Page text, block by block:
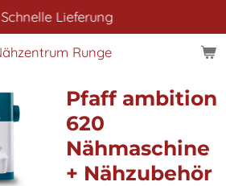
Schnelle Lieferung
Pfaff ambition
620
Nähmaschine
+ Nähzubehör